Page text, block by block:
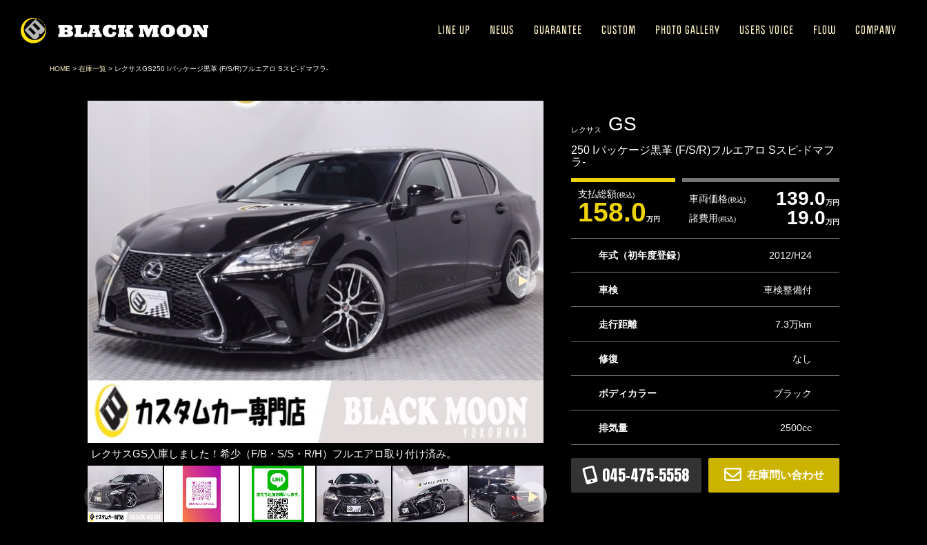
LINE UP NEWS GUARANTEE CUSTOM PHOTO GALLERY USERS VOICE FLOW COMPANY
HOME > 在庫一覧 > レクサスGS250 Iパッケージ黒革 (F/S/R)フルエアロ Sスピ-ドマフラ-
レクサスGS入庫しました！希少（F/B・S/S・R/H）フルエアロ取り付け済み。
等、随時更新中です！！
レクサス GS
250 Iパッケージ黒革 (F/S/R)フルエアロ Sスピ-ドマフ
ラ-
支払総額(税込)
158.0万円
車両価格(税込) 139.0万円
諸費用(税込) 19.0万円
年式（初年度登録） 2012/H24
車検 車検整備付
走行距離 7.3万km
修復 なし
ボディカラー ブラック
排気量 2500cc
045-475-5558 在庫問い合わせ